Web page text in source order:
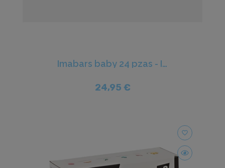
Imabars baby 24 pzas - Imanix
24,95 €
favorite_border